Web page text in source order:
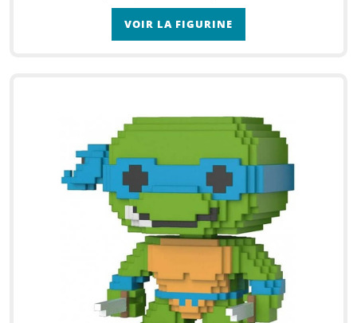
enseignements des arts martiaux à la lettre
VOIR LA FIGURINE